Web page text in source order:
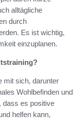
alltägliche
durch
Es ist wichtig,
einzuplanen.
mit sich, darunter
Wohlbefinden und
dass es positive
helfen kann,